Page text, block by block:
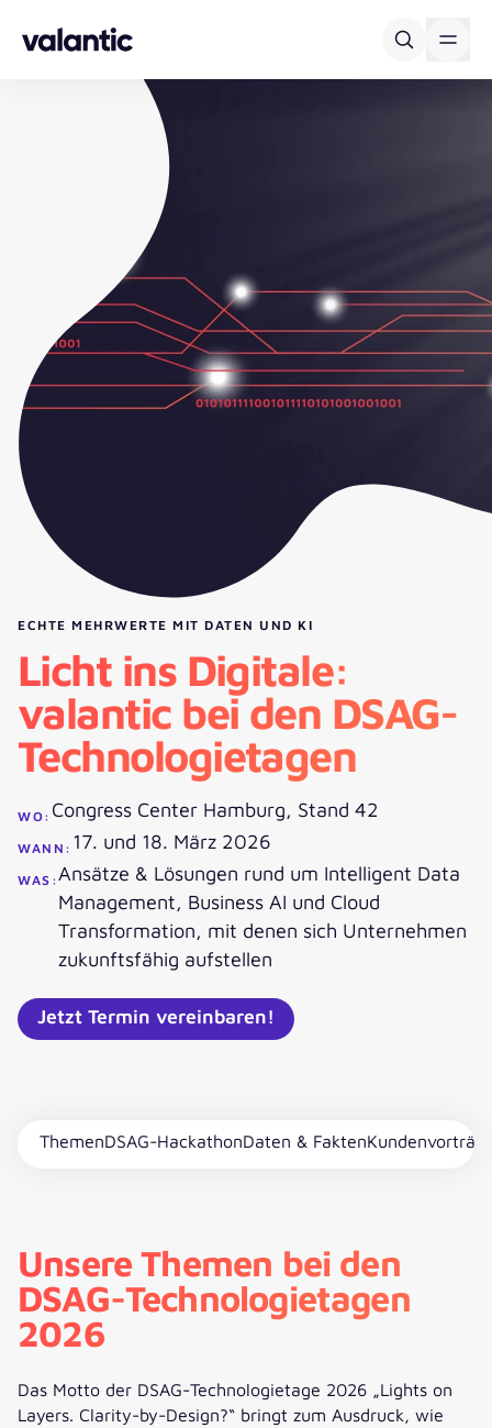
ECHTE MEHRWERTE MIT DATEN UND KI
Licht ins Digitale:
valantic bei den DSAG-
Technologietagen
WO: Congress Center Hamburg, Stand 42
WANN: 17. und 18. März 2026
WAS: Ansätze & Lösungen rund um Intelligent Data
Management, Business AI und Cloud
Transformation, mit denen sich Unternehmen
zukunftsfähig aufstellen
Jetzt Termin vereinbaren!
ThemenDSAG-HackathonDaten & Fakten
Unsere Themen bei den
DSAG-Technologietagen
2026
Das Motto der DSAG-Technologietage 2026 „Lights on
Layers. Clarity-by-Design?“ bringt zum Ausdruck, wie